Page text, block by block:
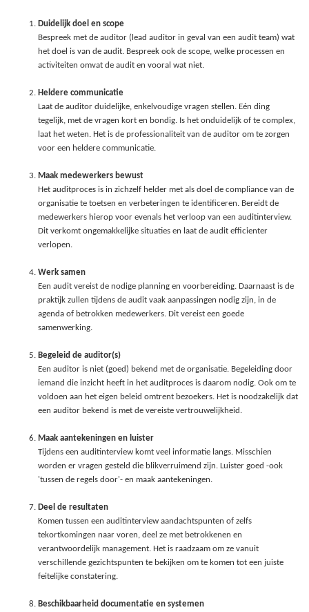
Duidelijk doel en scope
Bespreek met de auditor (lead auditor in geval van een audit team) wat
het doel is van de audit. Bespreek ook de scope, welke processen en
activiteiten omvat de audit en vooral wat niet.
Heldere communicatie
Laat de auditor duidelijke, enkelvoudige vragen stellen. Eén ding
tegelijk, met de vragen kort en bondig. Is het onduidelijk of te complex,
laat het weten. Het is de professionaliteit van de auditor om te zorgen
voor een heldere communicatie.
Maak medewerkers bewust
Het auditproces is in zichzelf helder met als doel de compliance van de
organisatie te toetsen en verbeteringen te identificeren. Bereidt de
medewerkers hierop voor evenals het verloop van een auditinterview.
Dit verkomt ongemakkelijke situaties en laat de audit efficienter
verlopen.
Werk samen
Een audit vereist de nodige planning en voorbereiding. Daarnaast is de
praktijk zullen tijdens de audit vaak aanpassingen nodig zijn, in de
agenda of betrokken medewerkers. Dit vereist een goede
samenwerking.
Begeleid de auditor(s)
Een auditor is niet (goed) bekend met de organisatie. Begeleiding door
iemand die inzicht heeft in het auditproces is daarom nodig. Ook om te
voldoen aan het eigen beleid omtrent bezoekers. Het is noodzakelijk dat
een auditor bekend is met de vereiste vertrouwelijkheid.
Maak aantekeningen en luister
Tijdens een auditinterview komt veel informatie langs. Misschien
worden er vragen gesteld die blikverruimend zijn. Luister goed -ook
'tussen de regels door'- en maak aantekeningen.
Deel de resultaten
Komen tussen een auditinterview aandachtspunten of zelfs
tekortkomingen naar voren, deel ze met betrokkenen en
verantwoordelijk management. Het is raadzaam om ze vanuit
verschillende gezichtspunten te bekijken om te komen tot een juiste
feitelijke constatering.
Beschikbaarheid documentatie en systemen